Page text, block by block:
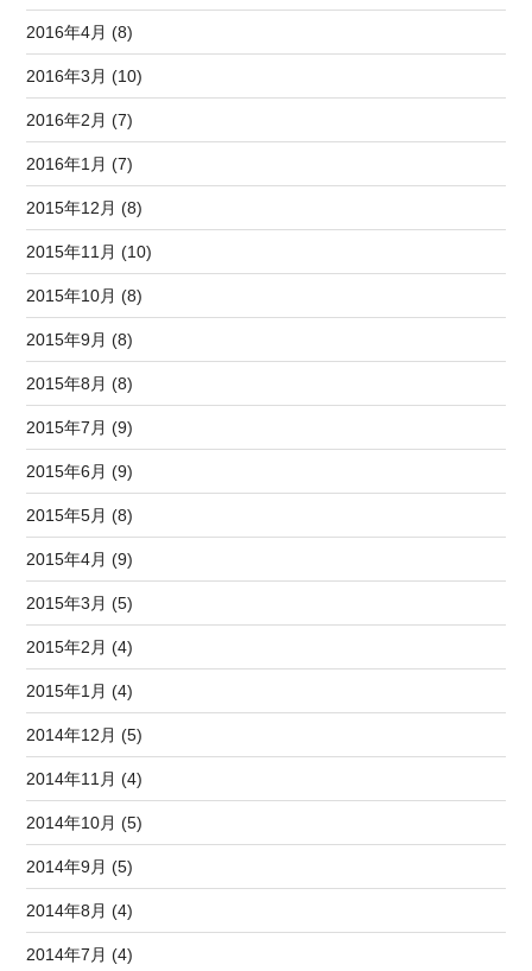
2016年4月 (8)
2016年3月 (10)
2016年2月 (7)
2016年1月 (7)
2015年12月 (8)
2015年11月 (10)
2015年10月 (8)
2015年9月 (8)
2015年8月 (8)
2015年7月 (9)
2015年6月 (9)
2015年5月 (8)
2015年4月 (9)
2015年3月 (5)
2015年2月 (4)
2015年1月 (4)
2014年12月 (5)
2014年11月 (4)
2014年10月 (5)
2014年9月 (5)
2014年8月 (4)
2014年7月 (4)